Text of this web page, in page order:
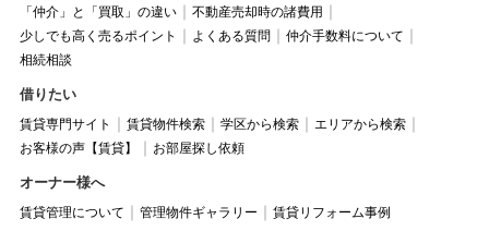
「仲介」と「買取」の違い
不動産売却時の諸費用
少しでも高く売るポイント
よくある質問
仲介手数料について
相続相談
借りたい
賃貸専門サイト 賃貸物件検索 学区から検索
エリアから検索
お客様の声【賃貸】
お部屋探し依頼
オーナー様へ
賃貸管理について 管理物件ギャラリー 賃貸リフォーム事例